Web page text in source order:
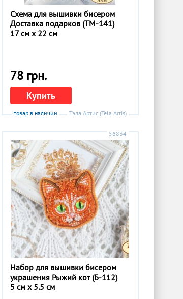
Схема для вышивки бисером
Доставка подарков (ТМ-141)
17 см x 22 см
78 грн.
Купить
товар в наличии Тэла Артис (Tela Artis)
56834
Набор для вышивки бисером
украшения Рыжий кот (Б-112)
5 см x 5.5 см